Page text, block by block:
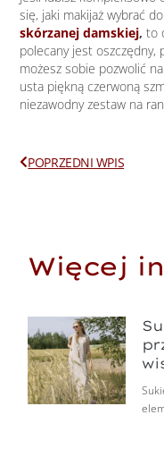
się, jaki makijaż wybrać
skórzanej damskiej, to
polecany jest oszczędny,
możesz sobie pozwolić
usta piękną czerwoną
niezawodny zestaw na
Prev
POPRZEDNI WPIS
Więcej